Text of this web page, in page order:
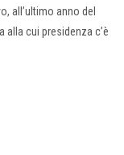
all’ultimo anno del
alla cui presidenza c’è